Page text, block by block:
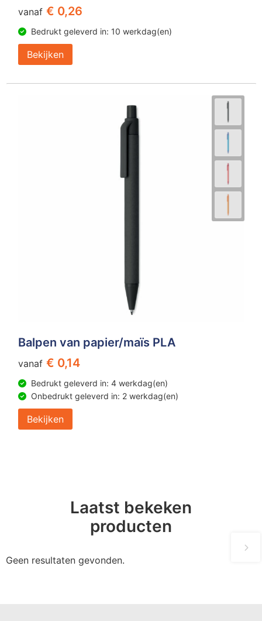
vanaf € 0,26
Bedrukt geleverd in: 10 werkdag(en)
Bekijken
Balpen van papier/maïs PLA
vanaf € 0,14
Bedrukt geleverd in: 4 werkdag(en)
Onbedrukt geleverd in: 2 werkdag(en)
Bekijken
Laatst bekeken
producten
Geen resultaten gevonden.